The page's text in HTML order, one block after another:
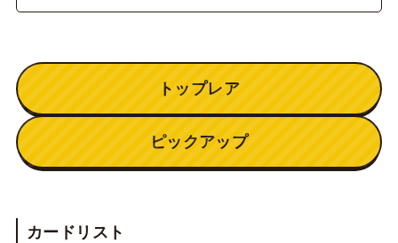
トップレア
ピックアップ
カードリスト